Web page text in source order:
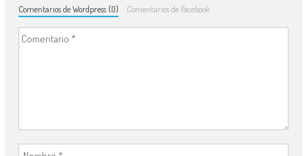
Comentarios de Wordpress (0) Comentarios de Facebook